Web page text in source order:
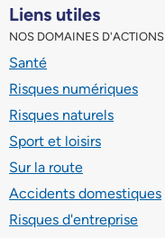
Liens utiles
NOS DOMAINES D'ACTIONS
Santé
Risques numériques
Risques naturels
Sport et loisirs
Sur la route
Accidents domestiques
Risques d'entreprise